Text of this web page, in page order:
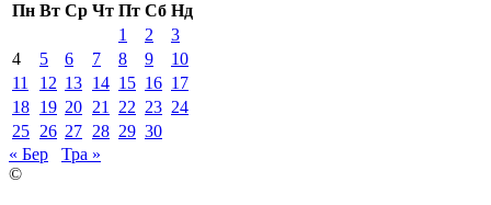
Пн Вт Ср Чт Пт Сб Нд
1
2
3
4
5 6 7 8 9
10
11
12 13 14 15 16 17
18 19 20 21 22 23 24
25 26 27 28 29 30
« Бер
Тра »
©